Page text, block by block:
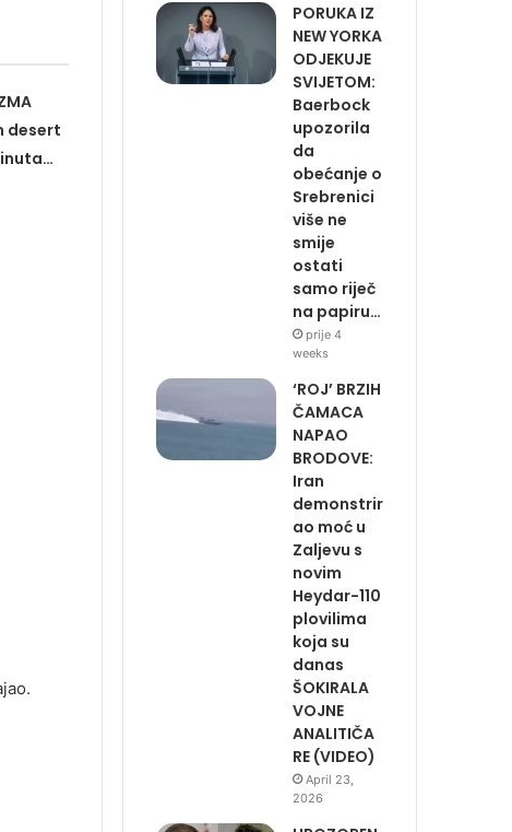
desert
PORUKA IZ
NEW YORKA
ODJEKUJE
SVIJETOM:
Baerbock
upozorila
da
obećanje o
Srebrenici
više ne
smije
ostati
samo riječ
na papiru…
prije 4
weeks
‘ROJ’ BRZIH
ČAMACA
NAPAO
BRODOVE:
Iran
demonstrir
ao moć u
Zaljevu s
novim
Heydar-110
plovilima
koja su
danas
ŠOKIRALA
VOJNE
ANALITIČA
RE (VIDEO)
April 23,
2026